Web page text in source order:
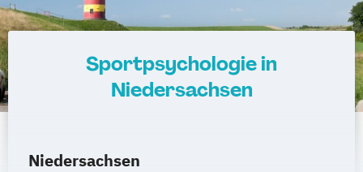
Sportpsychologie in
Niedersachsen
Niedersachsen